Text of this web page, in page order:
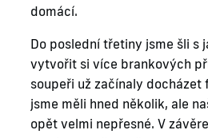
domácí.
Do poslední třetiny jsme šli s
vytvořit si více brankových
soupeři už začínaly docházet
jsme měli hned několik, ale
opět velmi nepřesné. V